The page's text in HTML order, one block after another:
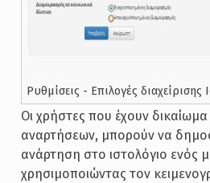
Ρυθμίσεις - Επιλογές διαχείρισης
Οι χρήστες που έχουν
αναρτήσεων, μπορούν να
ανάρτηση στο ιστολόγιο ενός
χρησιμοποιώντας τον